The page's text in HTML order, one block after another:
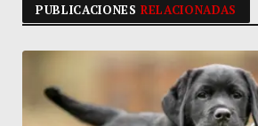
PUBLICACIONESRELACIONADAS